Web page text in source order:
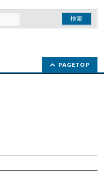
PAGETOP